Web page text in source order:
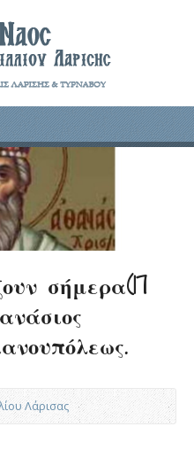
σήμερα(17
Λάρισας